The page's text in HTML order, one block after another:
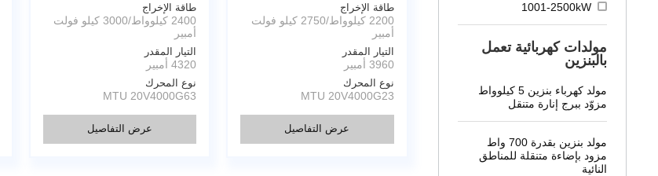
طاقة الإخراج
2200 كيلوواط/2750 كيلو فولت
أمبير
التيار المقدر
3960 أمبير
نوع المحرك
MTU 20V4000G23
عرض التفاصيل
طاقة الإخراج
2400 كيلوواط/3000 كيلو فولت
أمبير
التيار المقدر
4320 أمبير
نوع المحرك
MTU 20V4000G63
عرض التفاصيل
1001-2500kW
مولدات كهربائية تعمل
بالبنزين
مولد كهرباء بنزين 5 كيلوواط
مزوّد ببرج إنارة متنقل
مولد بنزين بقدرة 700 واط
مزود بإضاءة متنقلة للمناطق
النائية